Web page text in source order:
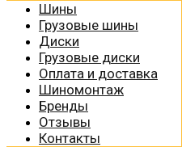
Шины
Грузовые шины
Диски
Грузовые диски
Оплата и доставка
Шиномонтаж
Бренды
Отзывы
Контакты